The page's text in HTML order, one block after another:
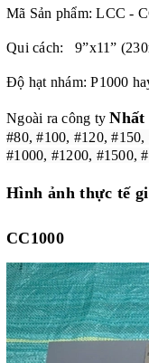
Mã Sản phẩm: LCC -
Qui cách: 9”x11”
Độ hạt nhám: P1000
Ngoài ra công tyNhất
#80, #100, #120,
#1000, #1200, #1500,
Hình ảnh thực tế
CC1000